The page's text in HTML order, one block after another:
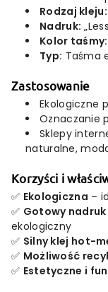
Rodzaj kleju:
Nadruk:
Kolor taśmy:
Typ: Taśma
Zastosowanie
Ekologiczne
Oznaczanie
Sklepy
naturalne,
Korzyści i
✅ Ekologiczna –
✅ Gotowy nadruk
ekologiczny
✅ Silny klej hot-
✅ Możliwość
✅ Estetyczne i